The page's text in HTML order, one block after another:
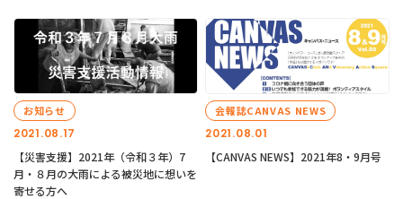
2021.08.17
お知らせ
【災害支援】2021年（令和３年）7
月・８月の大雨による被災地に想いを
寄せる方へ
2021.08.01
会報誌CANVAS NEWS
【CANVAS NEWS】2021年8・9月号